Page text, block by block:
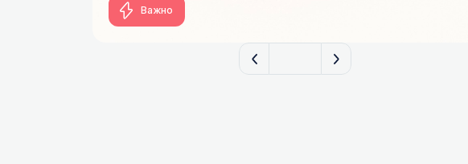
Важно